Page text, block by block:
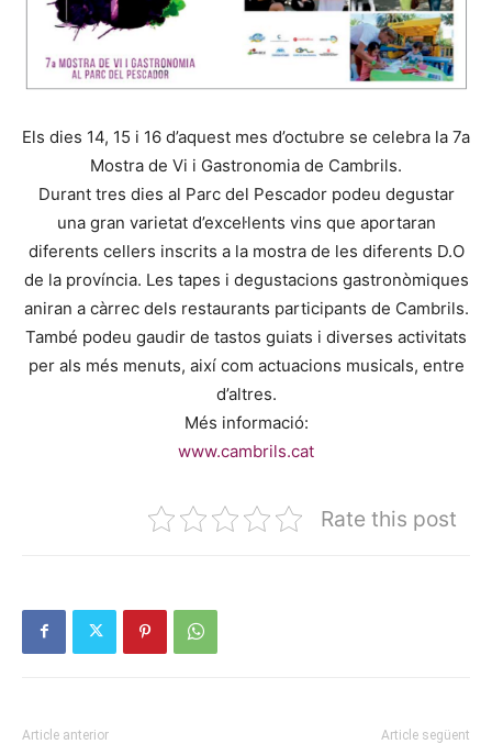
Els dies 14, 15 i 16 d’aquest mes d’octubre se celebra la 7a
Mostra de Vi i Gastronomia de Cambrils.
Durant tres dies al Parc del Pescador podeu degustar
una gran varietat d’excel·lents vins que aportaran
diferents cellers inscrits a la mostra de les diferents D.O
de la província. Les tapes i degustacions gastronòmiques
aniran a càrrec dels restaurants participants de Cambrils.
També podeu gaudir de tastos guiats i diverses activitats
per als més menuts, així com actuacions musicals, entre
d’altres.
Més informació:
www.cambrils.cat
Rate this post
Article anterior Article següent